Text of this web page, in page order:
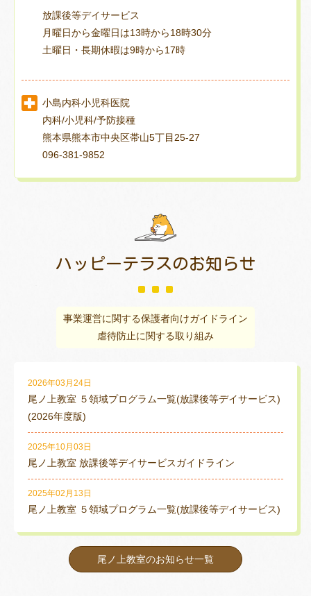
放課後等デイサービス
月曜日から金曜日は13時から18時30分
土曜日・長期休暇は9時から17時
小島内科小児科医院
内科/小児科/予防接種
熊本県熊本市中央区帯山5丁目25-27
096-381-9852
ハッピーテラスのお知らせ
事業運営に関する保護者向けガイドライン
虐待防止に関する取り組み
2026年03月24日
尾ノ上教室 ５領域プログラム一覧(放課後等デイサービス)
(2026年度版)
2025年10月03日
尾ノ上教室 放課後等デイサービスガイドライン
2025年02月13日
尾ノ上教室 ５領域プログラム一覧(放課後等デイサービス)
尾ノ上教室のお知らせ一覧